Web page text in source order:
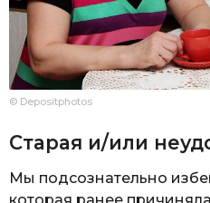
© Depositphotos
Старая и/или
Мы подсознательно